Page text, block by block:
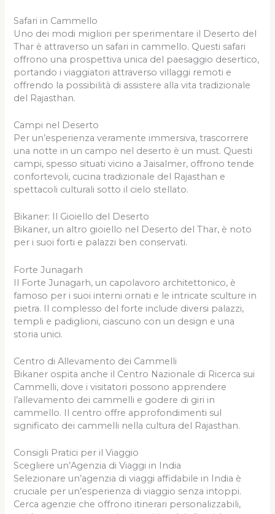
Safari in Cammello
Uno dei modi migliori per sperimentare il Deserto del
Thar è attraverso un safari in cammello. Questi safari
offrono una prospettiva unica del paesaggio desertico,
portando i viaggiatori attraverso villaggi remoti e
offrendo la possibilità di assistere alla vita tradizionale
del Rajasthan.
Campi nel Deserto
Per un’esperienza veramente immersiva, trascorrere
una notte in un campo nel deserto è un must. Questi
campi, spesso situati vicino a Jaisalmer, offrono tende
confortevoli, cucina tradizionale del Rajasthan e
spettacoli culturali sotto il cielo stellato.
Bikaner: Il Gioiello del Deserto
Bikaner, un altro gioiello nel Deserto del Thar, è noto
per i suoi forti e palazzi ben conservati.
Forte Junagarh
Il Forte Junagarh, un capolavoro architettonico, è
famoso per i suoi interni ornati e le intricate sculture in
pietra. Il complesso del forte include diversi palazzi,
templi e padiglioni, ciascuno con un design e una
storia unici.
Centro di Allevamento dei Cammelli
Bikaner ospita anche il Centro Nazionale di Ricerca sui
Cammelli, dove i visitatori possono apprendere
l’allevamento dei cammelli e godere di giri in
cammello. Il centro offre approfondimenti sul
significato dei cammelli nella cultura del Rajasthan.
Consigli Pratici per il Viaggio
Scegliere un’Agenzia di Viaggi in India
Selezionare un’agenzia di viaggi affidabile in India è
cruciale per un’esperienza di viaggio senza intoppi.
Cerca agenzie che offrono itinerari personalizzabili,